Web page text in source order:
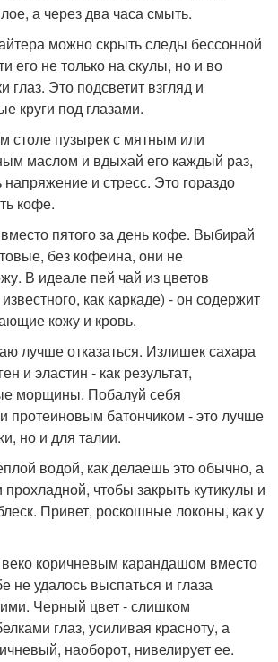
а через два часа смыть.
можно скрыть следы бессонной
его не только на скулы, но и во
глаз. Это подсветит взгляд и
круги под глазами.
столе пузырек с мятным или
маслом и вдыхай его каждый раз,
напряжение и стресс. Это гораздо
кофе.
пятого за день кофе. Выбирай
без кофеина, они не
В идеале пей чай из цветов
как каркаде) - он содержит
кожу и кровь.
лучше отказаться. Излишек сахара
и эластин - как результат,
морщины. Побалуй себя
протеиновым батончиком - это лучше
но и для талии.
водой, как делаешь это обычно, а
чтобы закрыть кутикулы и
Привет, роскошные локоны, как у
коричневым карандашом вместо
не удалось выспаться и глаза
Черный цвет - слишком
глаз, усиливая красноту, а
наоборот, нивелирует ее.